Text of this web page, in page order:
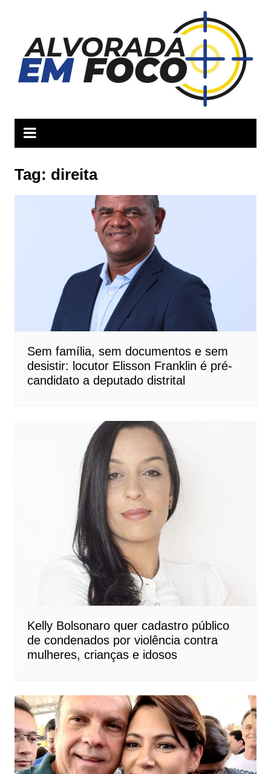
conteúdo
Tag: direita
Sem família, sem documentos e sem
desistir: locutor Elisson Franklin é pré-
candidato a deputado distrital
Kelly Bolsonaro quer cadastro público
de condenados por violência contra
mulheres, crianças e idosos